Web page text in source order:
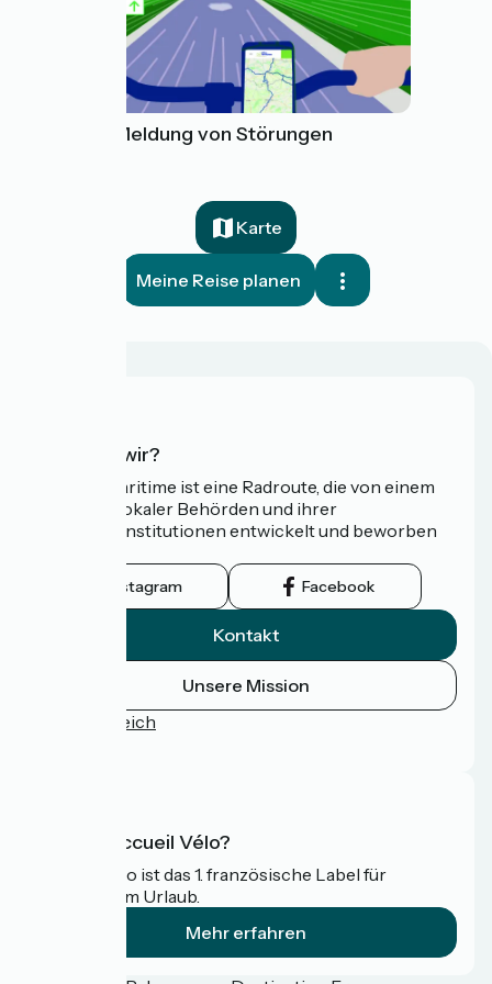
Tool zur Meldung von Störungen
Karte
Meine Reise planen
Wer sind wir?
Die Vélomaritime ist eine Radroute, die von einem
Netzwerk lokaler Behörden und ihrer
Tourismusinstitutionen entwickelt und beworben
Instagram Facebook
Kontakt
Unsere Mission
Pressebereich
Was ist Accueil Vélo?
Accueil Vélo ist das 1. französische Label für
Radfahrer im Urlaub.
Mehr erfahren